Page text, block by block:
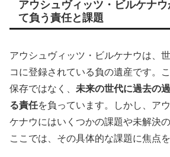
アウシュヴィッツ・ビルケナ
て負う責任と課題
アウシュヴィッツ・ビルケナウは、
コに登録されている負の遺産です。
保存ではなく、 未来の世代に過去の
る責任を負っています。しかし、ア
ケナウにはいくつかの課題や未解決
ここでは、その具体的な課題に焦点を